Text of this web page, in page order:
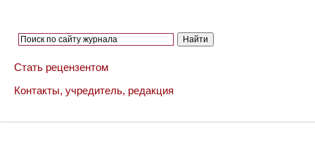
Стать рецензентом
Контакты, учредитель, редакция